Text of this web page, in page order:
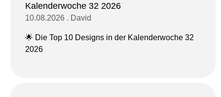
Kalenderwoche 32 2026
10.08.2026 . David
🌟 Die Top 10 Designs in der Kalenderwoche 32
2026